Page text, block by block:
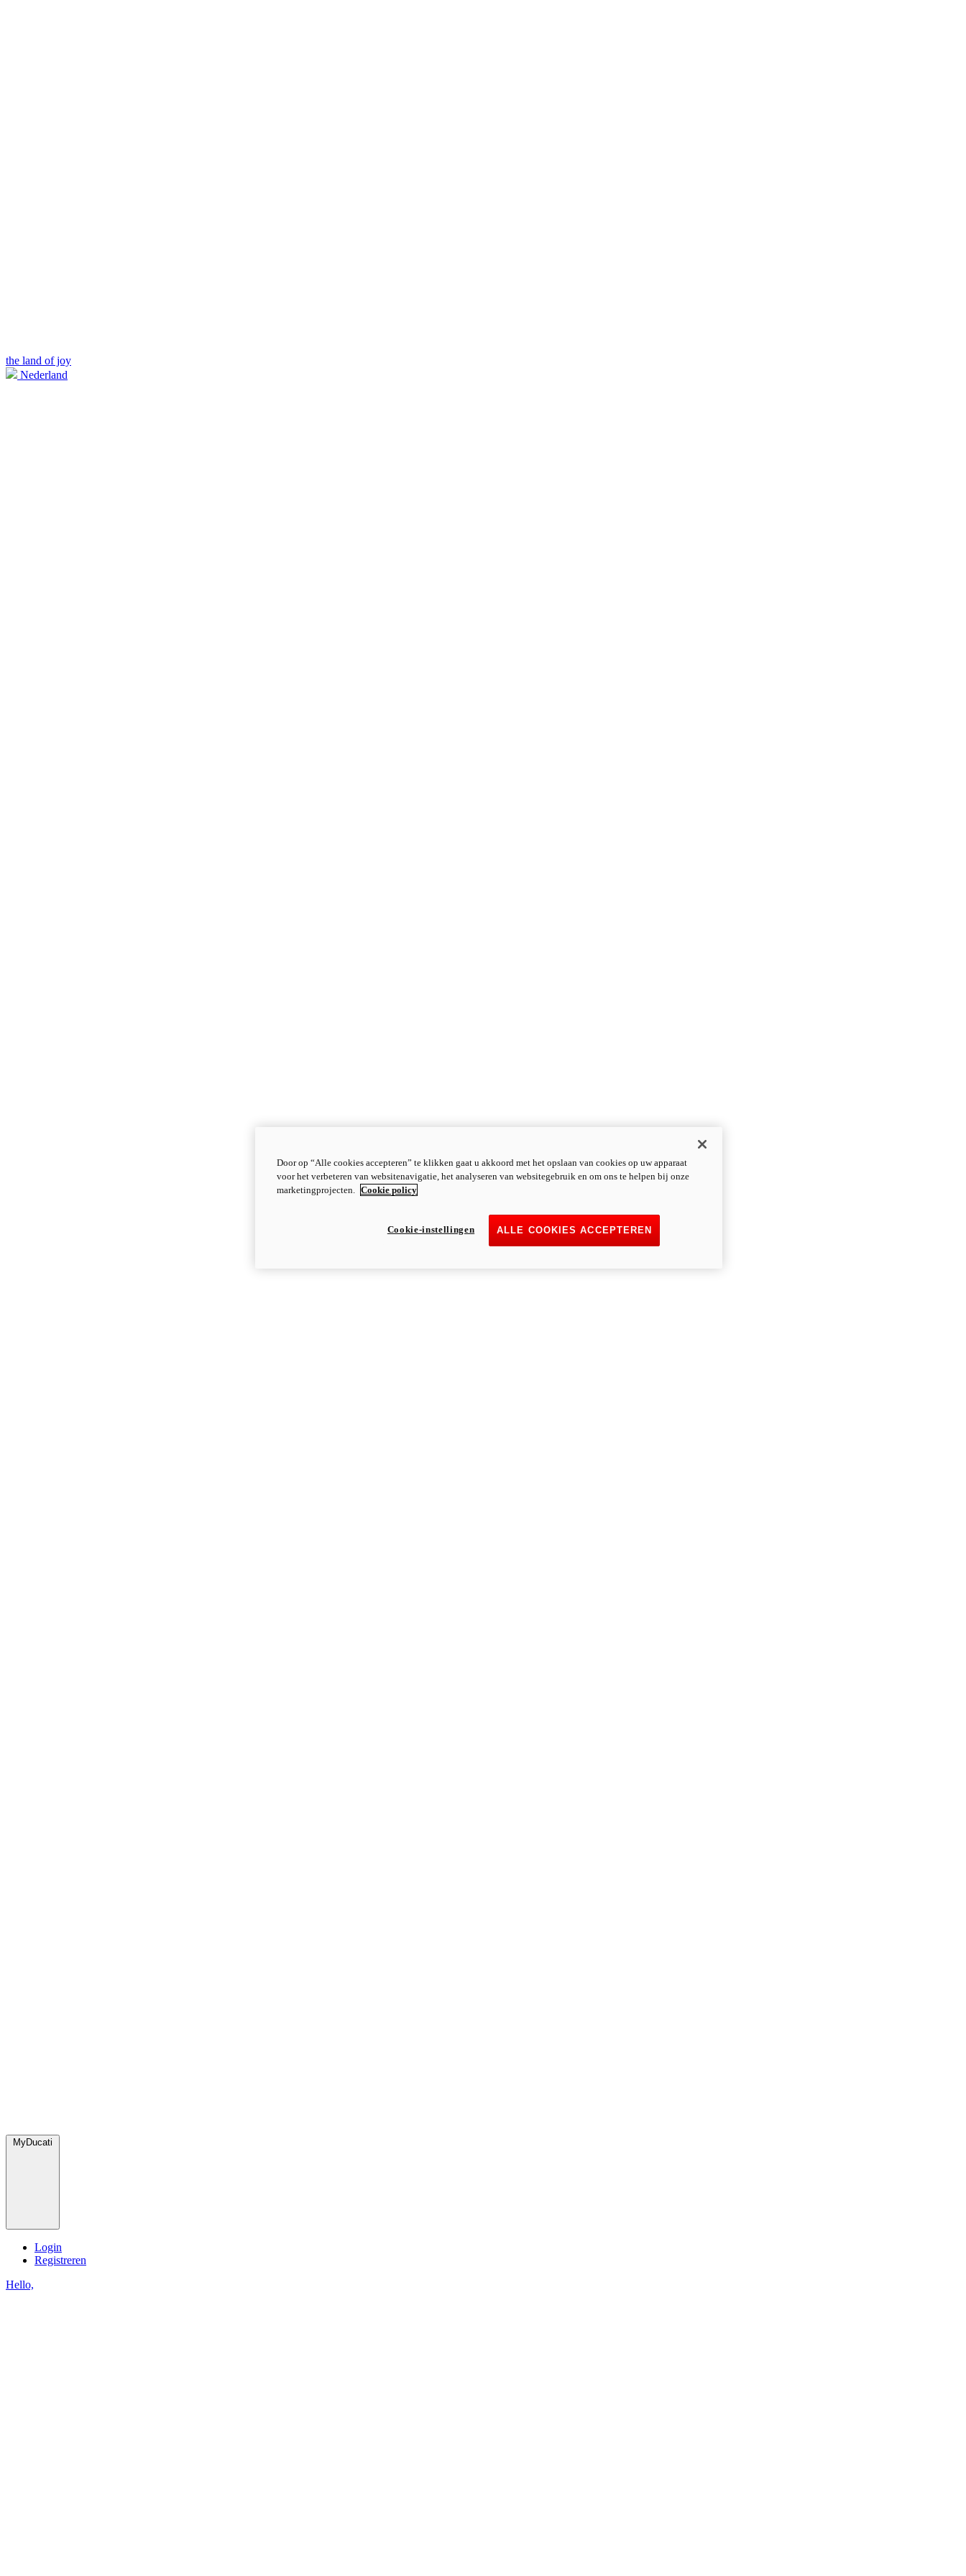
the land of joy
Nederland
MyDucati
Login
Registreren
Hello,
Door op “Alle cookies accepteren” te klikken gaat u akkoord met het opslaan van cookies op uw apparaat
voor het verbeteren van websitenavigatie, het analyseren van websitegebruik en om ons te helpen bij onze
marketingprojecten. Cookie policy
ALLE COOKIES ACCEPTEREN
Cookie-instellingen